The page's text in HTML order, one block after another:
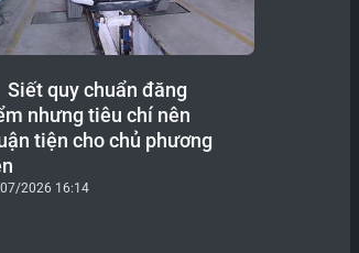
Siết quy chuẩn đăng
nhưng tiêu chí nên
tiện cho chủ phương
2026 16:14